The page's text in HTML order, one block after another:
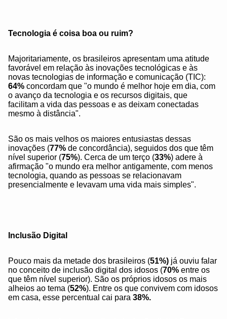
Tecnologia é coisa boa ou ruim?
Majoritariamente, os brasileiros apresentam uma atitude
favorável em relação às inovações tecnológicas e às
novas tecnologias de informação e comunicação (TIC):
64% concordam que "o mundo é melhor hoje em dia, com
o avanço da tecnologia e os recursos digitais, que
facilitam a vida das pessoas e as deixam conectadas
mesmo à distância".
São os mais velhos os maiores entusiastas dessas
inovações (77% de concordância), seguidos dos que têm
nível superior (75%). Cerca de um terço (33%) adere à
afirmação "o mundo era melhor antigamente, com menos
tecnologia, quando as pessoas se relacionavam
presencialmente e levavam uma vida mais simples".
Inclusão Digital
Pouco mais da metade dos brasileiros (51%) já ouviu falar
no conceito de inclusão digital dos idosos (70% entre os
que têm nível superior). São os próprios idosos os mais
alheios ao tema (52%). Entre os que convivem com idosos
em casa, esse percentual cai para 38%.